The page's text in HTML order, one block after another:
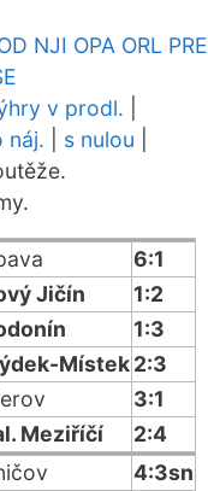
NJI OPA ORL PRE
v prodl.
náj. s nulou
6:1
Jičín
1:2
1:3
Místek2:3
3:1
Meziříčí
2:4
4:3sn